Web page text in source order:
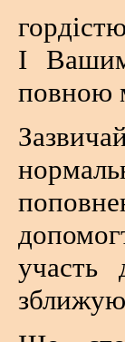
І
повною
участь